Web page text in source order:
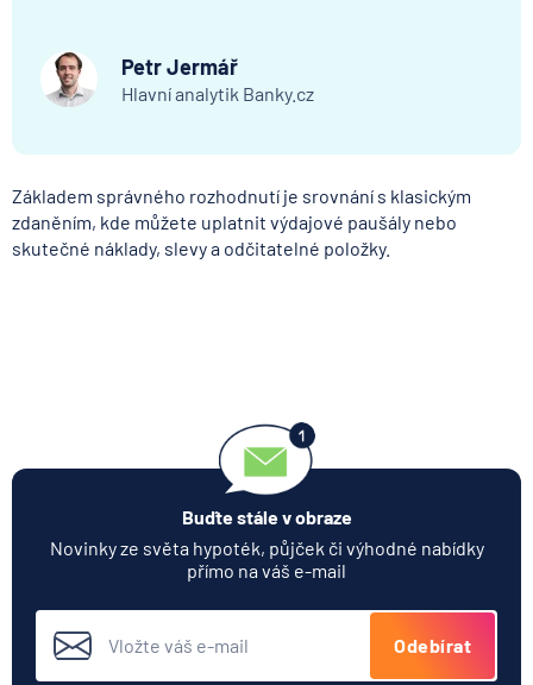
Petr Jermář
Hlavní analytik Banky.cz
Základem správného rozhodnutí je srovnání s klasickým
zdaněním, kde můžete uplatnit výdajové paušály nebo
skutečné náklady, slevy a odčitatelné položky.
Buďte stále v obraze
Novinky ze světa hypoték, půjček či výhodné nabídky
přímo na váš e-mail
Odebírat